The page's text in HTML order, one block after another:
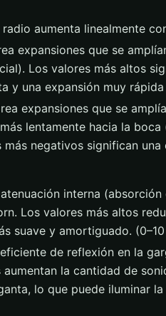
aumenta linealmente
expansiones que se
Los valores más altos
y una expansión muy
expansiones que se
lentamente hacia la boca
negativos significan una
interna
Los valores más altos
suave y amortiguado.
de reflexión en la
la cantidad de
lo que puede iluminar